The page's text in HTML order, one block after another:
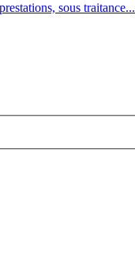
sous traitance...